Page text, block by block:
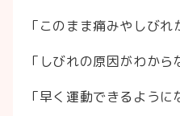
「このまま痛みやしび
「しびれの原因がわから
「早く運動できるように